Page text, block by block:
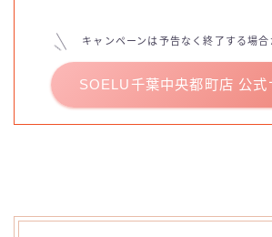
キャンペーンは予告なく終了する場合
SOELU千葉中央都町店 公式